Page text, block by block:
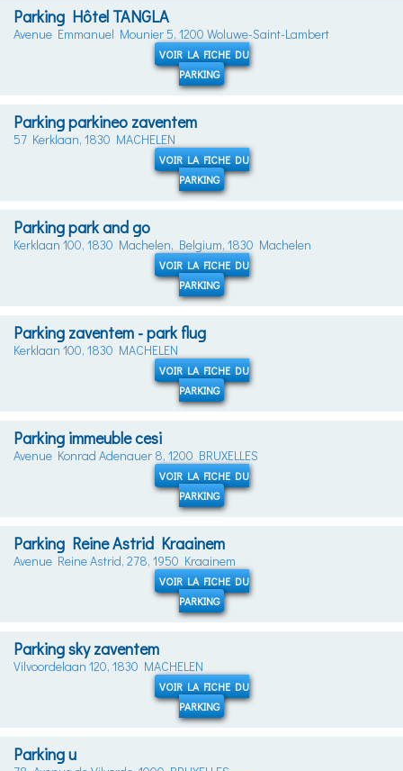
Parking Hôtel TANGLA
Avenue Emmanuel Mounier 5, 1200 Woluwe-Saint-Lambert
VOIR LA FICHE DU
PARKING
Parking parkineo zaventem
57 Kerklaan, 1830 MACHELEN
VOIR LA FICHE DU
PARKING
Parking park and go
Kerklaan 100, 1830 Machelen, Belgium, 1830 Machelen
VOIR LA FICHE DU
PARKING
Parking zaventem - park flug
Kerklaan 100, 1830 MACHELEN
VOIR LA FICHE DU
PARKING
Parking immeuble cesi
Avenue Konrad Adenauer 8, 1200 BRUXELLES
VOIR LA FICHE DU
PARKING
Parking Reine Astrid Kraainem
Avenue Reine Astrid, 278, 1950 Kraainem
VOIR LA FICHE DU
PARKING
Parking sky zaventem
Vilvoordelaan 120, 1830 MACHELEN
VOIR LA FICHE DU
PARKING
Parking u